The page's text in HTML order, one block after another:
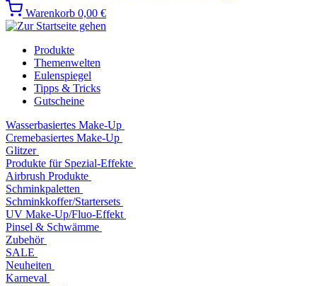
Warenkorb 0,00 €
Produkte
Themenwelten
Eulenspiegel
Tipps & Tricks
Gutscheine
Wasserbasiertes Make-Up
Cremebasiertes Make-Up
Glitzer
Produkte für Spezial-Effekte
Airbrush Produkte
Schminkpaletten
Schminkkoffer/Startersets
UV Make-Up/Fluo-Effekt
Pinsel & Schwämme
Zubehör
SALE
Neuheiten
Karneval